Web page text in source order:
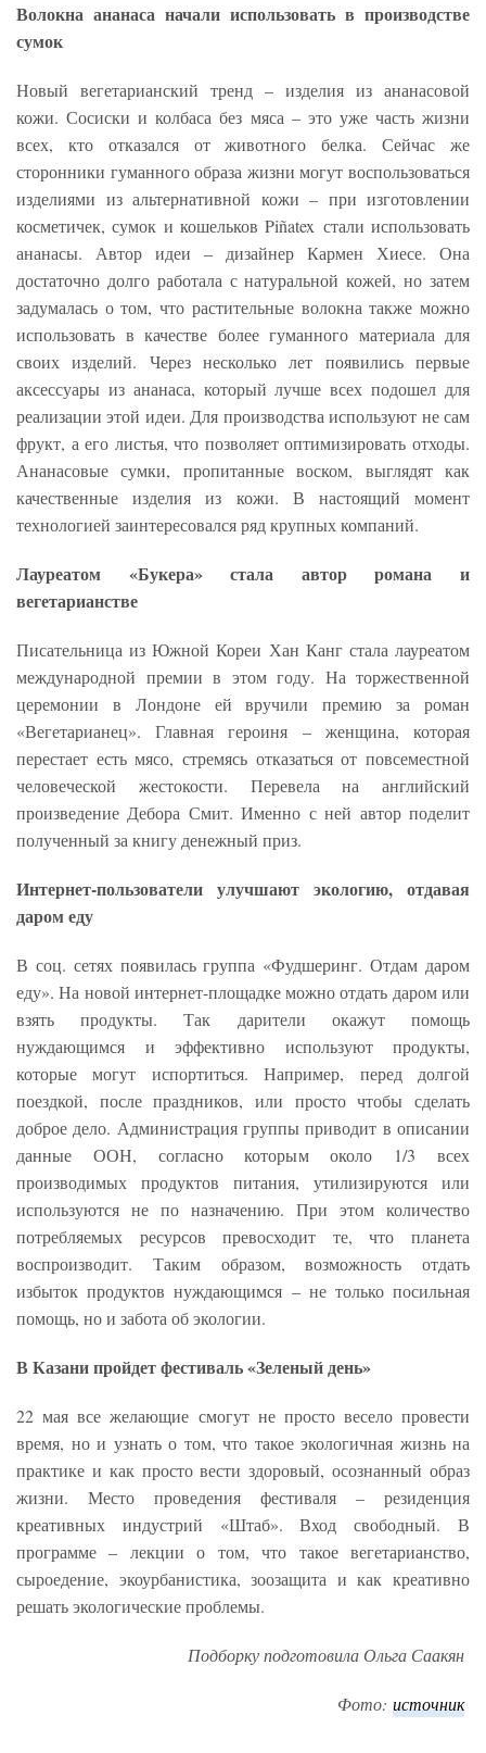
Волокна ананаса начали использовать в производстве
сумок
Новый вегетарианский тренд – изделия из ананасовой
кожи. Сосиски и колбаса без мяса – это уже часть жизни
всех, кто отказался от животного белка. Сейчас же
сторонники гуманного образа жизни могут воспользоваться
изделиями из альтернативной кожи – при изготовлении
косметичек, сумок и кошельков Piñatex стали использовать
ананасы. Автор идеи – дизайнер Кармен Хиесе. Она
достаточно долго работала с натуральной кожей, но затем
задумалась о том, что растительные волокна также можно
использовать в качестве более гуманного материала для
своих изделий. Через несколько лет появились первые
аксессуары из ананаса, который лучше всех подошел для
реализации этой идеи. Для производства используют не сам
фрукт, а его листья, что позволяет оптимизировать отходы.
Ананасовые сумки, пропитанные воском, выглядят как
качественные изделия из кожи. В настоящий момент
технологией заинтересовался ряд крупных компаний.
Лауреатом «Букера» стала автор романа и
вегетарианстве
Писательница из Южной Кореи Хан Канг стала лауреатом
международной премии в этом году. На торжественной
церемонии в Лондоне ей вручили премию за роман
«Вегетарианец». Главная героиня – женщина, которая
перестает есть мясо, стремясь отказаться от повсеместной
человеческой жестокости. Перевела на английский
произведение Дебора Смит. Именно с ней автор поделит
полученный за книгу денежный приз.
Интернет-пользователи улучшают экологию, отдавая
даром еду
В соц. сетях появилась группа «Фудшеринг. Отдам даром
еду». На новой интернет-площадке можно отдать даром или
взять продукты. Так дарители окажут помощь
нуждающимся и эффективно используют продукты,
которые могут испортиться. Например, перед долгой
поездкой, после праздников, или просто чтобы сделать
доброе дело. Администрация группы приводит в описании
данные ООН, согласно которым около 1/3 всех
производимых продуктов питания, утилизируются или
используются не по назначению. При этом количество
потребляемых ресурсов превосходит те, что планета
воспроизводит. Таким образом, возможность отдать
избыток продуктов нуждающимся – не только посильная
помощь, но и забота об экологии.
В Казани пройдет фестиваль «Зеленый день»
22 мая все желающие смогут не просто весело провести
время, но и узнать о том, что такое экологичная жизнь на
практике и как просто вести здоровый, осознанный образ
жизни. Место проведения фестиваля – резиденция
креативных индустрий «Штаб». Вход свободный. В
программе – лекции о том, что такое вегетарианство,
сыроедение, экоурбанистика, зоозащита и как креативно
решать экологические проблемы.
Подборку подготовила Ольга Саакян
Фото: источник